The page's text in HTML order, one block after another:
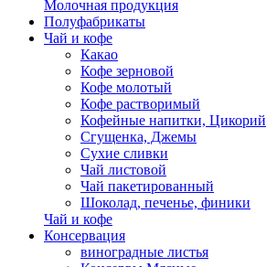
Молочная продукция
Полуфабрикаты
Чай и кофе
Какао
Кофе зерновой
Кофе молотый
Кофе растворимый
Кофейные напитки, Цикорий
Сгущенка, Джемы
Сухие сливки
Чай листовой
Чай пакетированный
Шоколад, печенье, финики
Чай и кофе
Консервация
виноградные листья